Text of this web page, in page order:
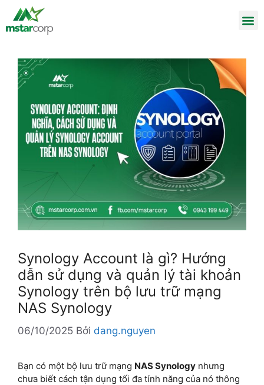
Synology Account là gì? Hướng
dẫn sử dụng và quản lý tài khoản
Synology trên bộ lưu trữ mạng
NAS Synology
06/10/2025 Bởi dang.nguyen
Bạn có một bộ lưu trữ mạng NAS Synology nhưng
chưa biết cách tận dụng tối đa tính năng của nó thông